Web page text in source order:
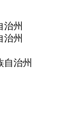
治州
治州
自治州